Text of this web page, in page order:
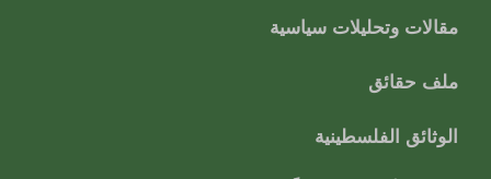
مقالات وتحليلات سياسية
ملف حقائق
الوثائق الفلسطينية